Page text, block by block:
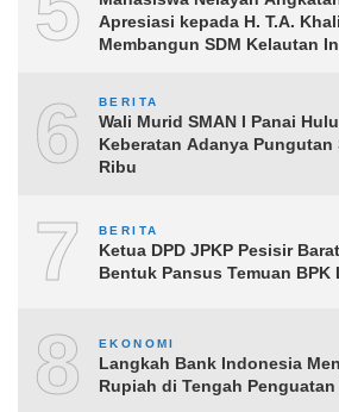
Apresiasi kepada H. T.A.
Membangun SDM Kelautan
6 BERITA
Wali Murid SMAN I Panai
Keberatan Adanya Pungutan
Ribu
7 BERITA
Ketua DPD JPKP Pesisir
Bentuk Pansus Temuan BPK
8 EKONOMI
Langkah Bank Indonesia
Rupiah di Tengah Penguatan